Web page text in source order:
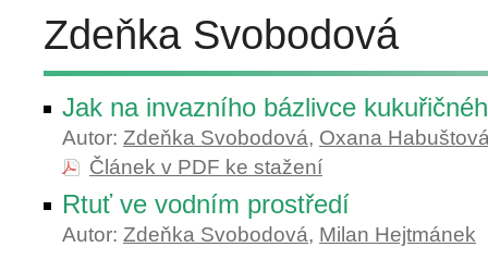
Zdeňka Svobodová
Jak na invazního bázlivce
Autor: Zdeňka Svobodová, Oxana
Článek v PDF ke stažení
Rtuť ve vodním prostředí
Autor: Zdeňka Svobodová, Milan Hejtmánek